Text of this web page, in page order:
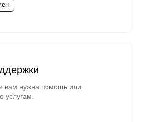
вам нужна помощь или
услугам.